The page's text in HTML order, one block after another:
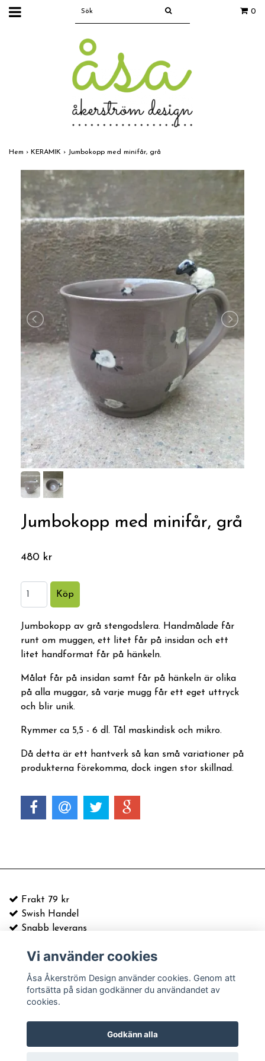
0
Hem › KERAMIK › Jumbokopp med minifår, grå
Jumbokopp med minifår, grå
480 kr
Jumbokopp av grå stengodslera. Handmålade får
runt om muggen, ett litet får på insidan och ett
litet handformat får på hänkeln.
Målat får på insidan samt får på hänkeln är olika
på alla muggar, så varje mugg får ett eget uttryck
och blir unik.
Rymmer ca 5,5 - 6 dl. Tål maskindisk och mikro.
Då detta är ett hantverk så kan små variationer på
produkterna förekomma, dock ingen stor skillnad.
Frakt 79 kr
Swish Handel
Snabb leverans
E-postadress:info@asaakerstrom.com
Kontakt
Köpvillkor & information
Leverans och frakt
© Copyright 2026 Åsa Åkerström Design
Powered by Quickbutik
Vi använder cookies
Åsa Åkerström Design använder cookies. Genom att
fortsätta på sidan godkänner du användandet av
cookies.
Godkänn alla